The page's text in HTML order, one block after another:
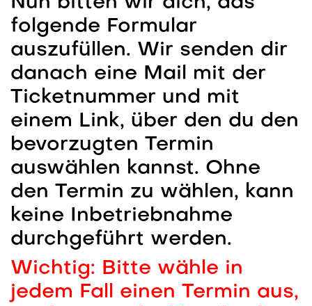
folgende Formular
auszufüllen. Wir senden dir
danach eine Mail mit der
Ticketnummer und mit
einem Link, über den du den
bevorzugten Termin
auswählen kannst. Ohne
den Termin zu wählen, kann
keine Inbetriebnahme
durchgeführt werden.
Wichtig: Bitte wähle in
jedem Fall einen Termin aus,